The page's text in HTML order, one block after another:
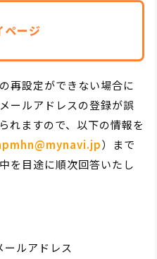
ページ
再設定ができない場合に
ールアドレスの登録が誤
れますので、以下の情報を
）まで
を目途に順次回答いたし
ルアドレス